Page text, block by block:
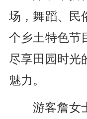
场，舞蹈、民
个乡土特色节
尽享田园时光
魅力。
游客詹女